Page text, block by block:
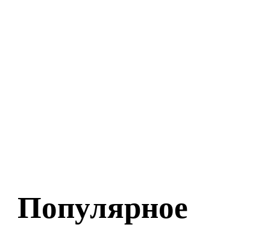
Популярное